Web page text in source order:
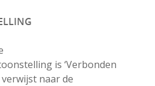
is ‘Verbonden
naar de